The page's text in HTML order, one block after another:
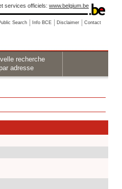
services officiels: www.belgium.be
Search Info BCE Disclaimer Contact
recherche
par adresse